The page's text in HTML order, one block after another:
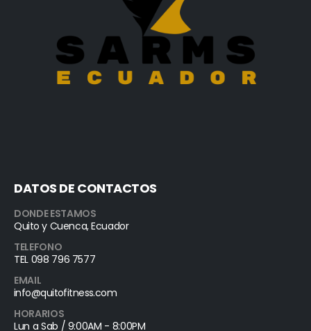
DATOS DE CONTACTOS
DONDE ESTAMOS
Quito y Cuenca, Ecuador
TELEFONO
TEL 098 796 7577
EMAIL
info@quitofitness.com
HORARIOS
Lun a Sab / 9:00AM - 8:00PM